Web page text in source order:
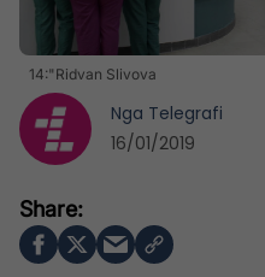
14:"Ridvan Slivova
Nga Telegrafi
16/01/2019